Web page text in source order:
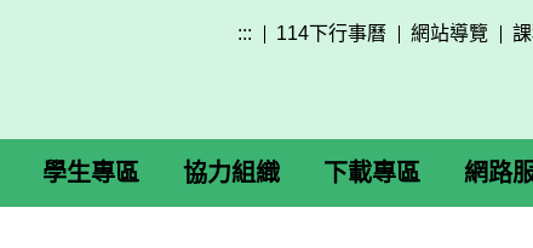
::: 114下行事曆 網站導覽
學生專區 協力組織 下載專區 網路